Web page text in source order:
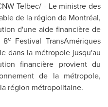
Telbec/ - Le ministre des
de la région de Montréal,
d'une aide financière de
8e Festival TransAmériques
dans la métropole jusqu'au
financière provient du
de la métropole,
région métropolitaine.